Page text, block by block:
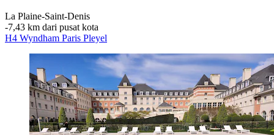
La Plaine-Saint-Denis
‐7,43 km dari pusat kota
H4 Wyndham Paris Pleyel